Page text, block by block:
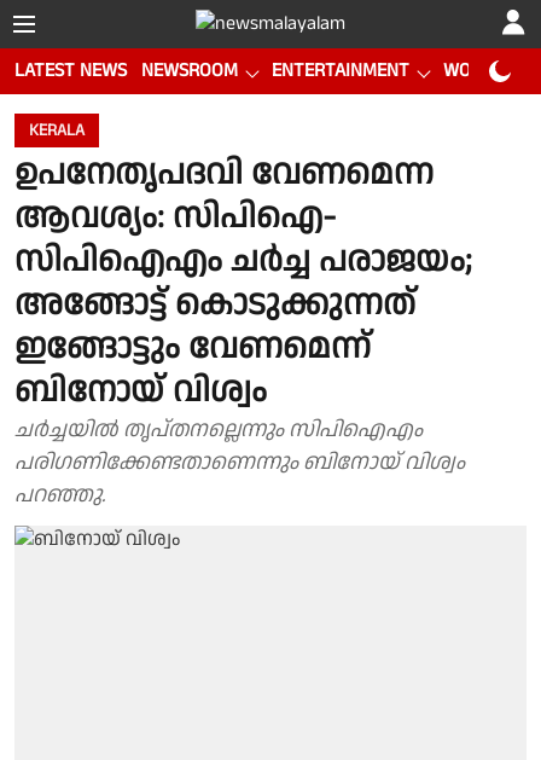
LATEST NEWS NEWSROOM ENTERTAINMENT WORLD CUP
KERALA
ഉപനേതൃപദവി വേണമെന്ന
ആവശ്യം: സിപിഐ-
സിപിഐഎം ചര്‍ച്ച പരാജയം;
അങ്ങോട്ട് കൊടുക്കുന്നത്
ഇങ്ങോട്ടും വേണമെന്ന്
ബിനോയ് വിശ്വം
ചര്‍ച്ചയില്‍ തൃപ്തനല്ലെന്നും സിപിഐഎം
പരിഗണിക്കേണ്ടതാണെന്നും ബിനോയ് വിശ്വം
പറഞ്ഞു.